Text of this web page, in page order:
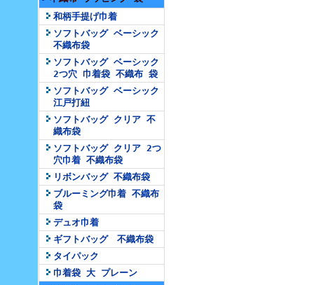
和柄手提げ巾着
ソフトバッグ ベーシック
不織布袋
ソフトバッグ ベーシック
2つ穴 巾着袋 不織布 袋
ソフトバッグ ベーシック
江戸打紐
ソフトバッグ クリア 不
織布袋
ソフトバッグ クリア 2つ
穴巾着 不織布袋
リボンバッグ 不織布袋
ブルーミング巾着 不織布
袋
デュオ巾着
ギフトバッグ 不織布袋
タイパック
巾着袋 大 プレーン